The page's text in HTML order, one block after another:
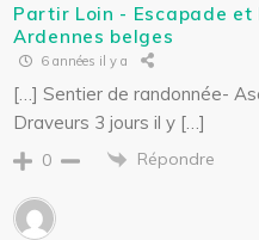
Partir Loin - Escapade et
Ardennes belges
6 années il y a
[…] Sentier de randonnée-
Draveurs 3 jours il y […]
0 Répondre